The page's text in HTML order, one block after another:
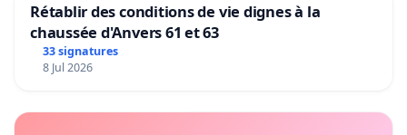
Rétablir des conditions de vie dignes à la
chaussée d'Anvers 61 et 63
33 signatures
8 Jul 2026